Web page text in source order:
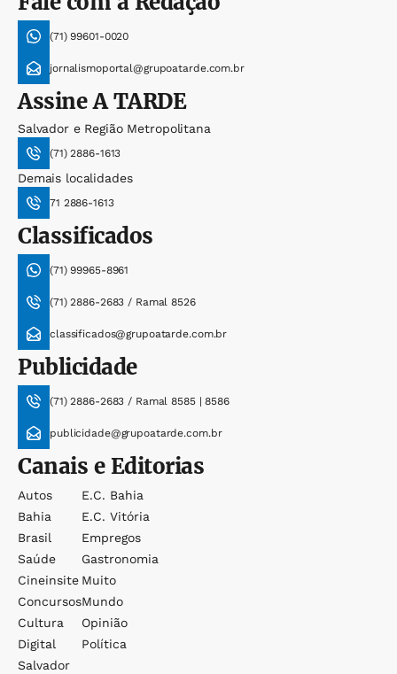
(71) 99601-0020
jornalismoportal@grupoatarde.com.br
AssineA TARDE
Salvador e Região Metropolitana
(71) 2886-1613
Demais localidades
71 2886-1613
Classificados
(71) 99965-8961
(71) 2886-2683 / Ramal 8526
classificados@grupoatarde.com.br
Publicidade
(71) 2886-2683 / Ramal 8585 | 8586
publicidade@grupoatarde.com.br
Canais e Editorias
Autos
Bahia
Brasil
Saúde
Cineinsite
Concursos
Cultura
Digital
Salvador
E.c. Bahia
E.c. Vitória
Empregos
Gastronomia
Muito
Mundo
Opinião
Política